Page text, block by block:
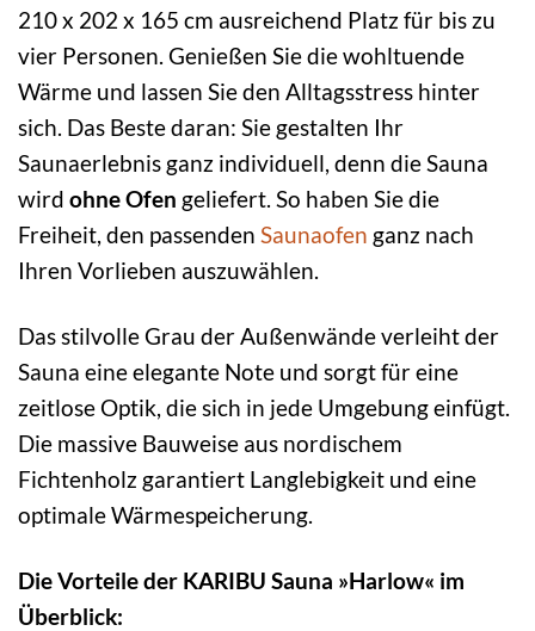
210 x 202 x 165 cm ausreichend Platz für bis zu
vier Personen. Genießen Sie die wohltuende
Wärme und lassen Sie den Alltagsstress hinter
sich. Das Beste daran: Sie gestalten Ihr
Saunaerlebnis ganz individuell, denn die Sauna
wird ohne Ofen geliefert. So haben Sie die
Freiheit, den passenden Saunaofen ganz nach
Ihren Vorlieben auszuwählen.
Das stilvolle Grau der Außenwände verleiht der
Sauna eine elegante Note und sorgt für eine
zeitlose Optik, die sich in jede Umgebung einfügt.
Die massive Bauweise aus nordischem
Fichtenholz garantiert Langlebigkeit und eine
optimale Wärmespeicherung.
Die Vorteile der KARIBU Sauna »Harlow« im
Überblick: